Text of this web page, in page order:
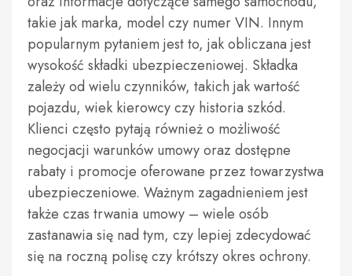
takie jak marka, model czy numer VIN. Innym
popularnym pytaniem jest to, jak obliczana jest
wysokość składki ubezpieczeniowej. Składka
zależy od wielu czynników, takich jak wartość
pojazdu, wiek kierowcy czy historia szkód.
Klienci często pytają również o możliwość
negocjacji warunków umowy oraz dostępne
rabaty i promocje oferowane przez towarzystwa
ubezpieczeniowe. Ważnym zagadnieniem jest
także czas trwania umowy – wiele osób
zastanawia się nad tym, czy lepiej zdecydować
się na roczną polisę czy krótszy okres ochrony.